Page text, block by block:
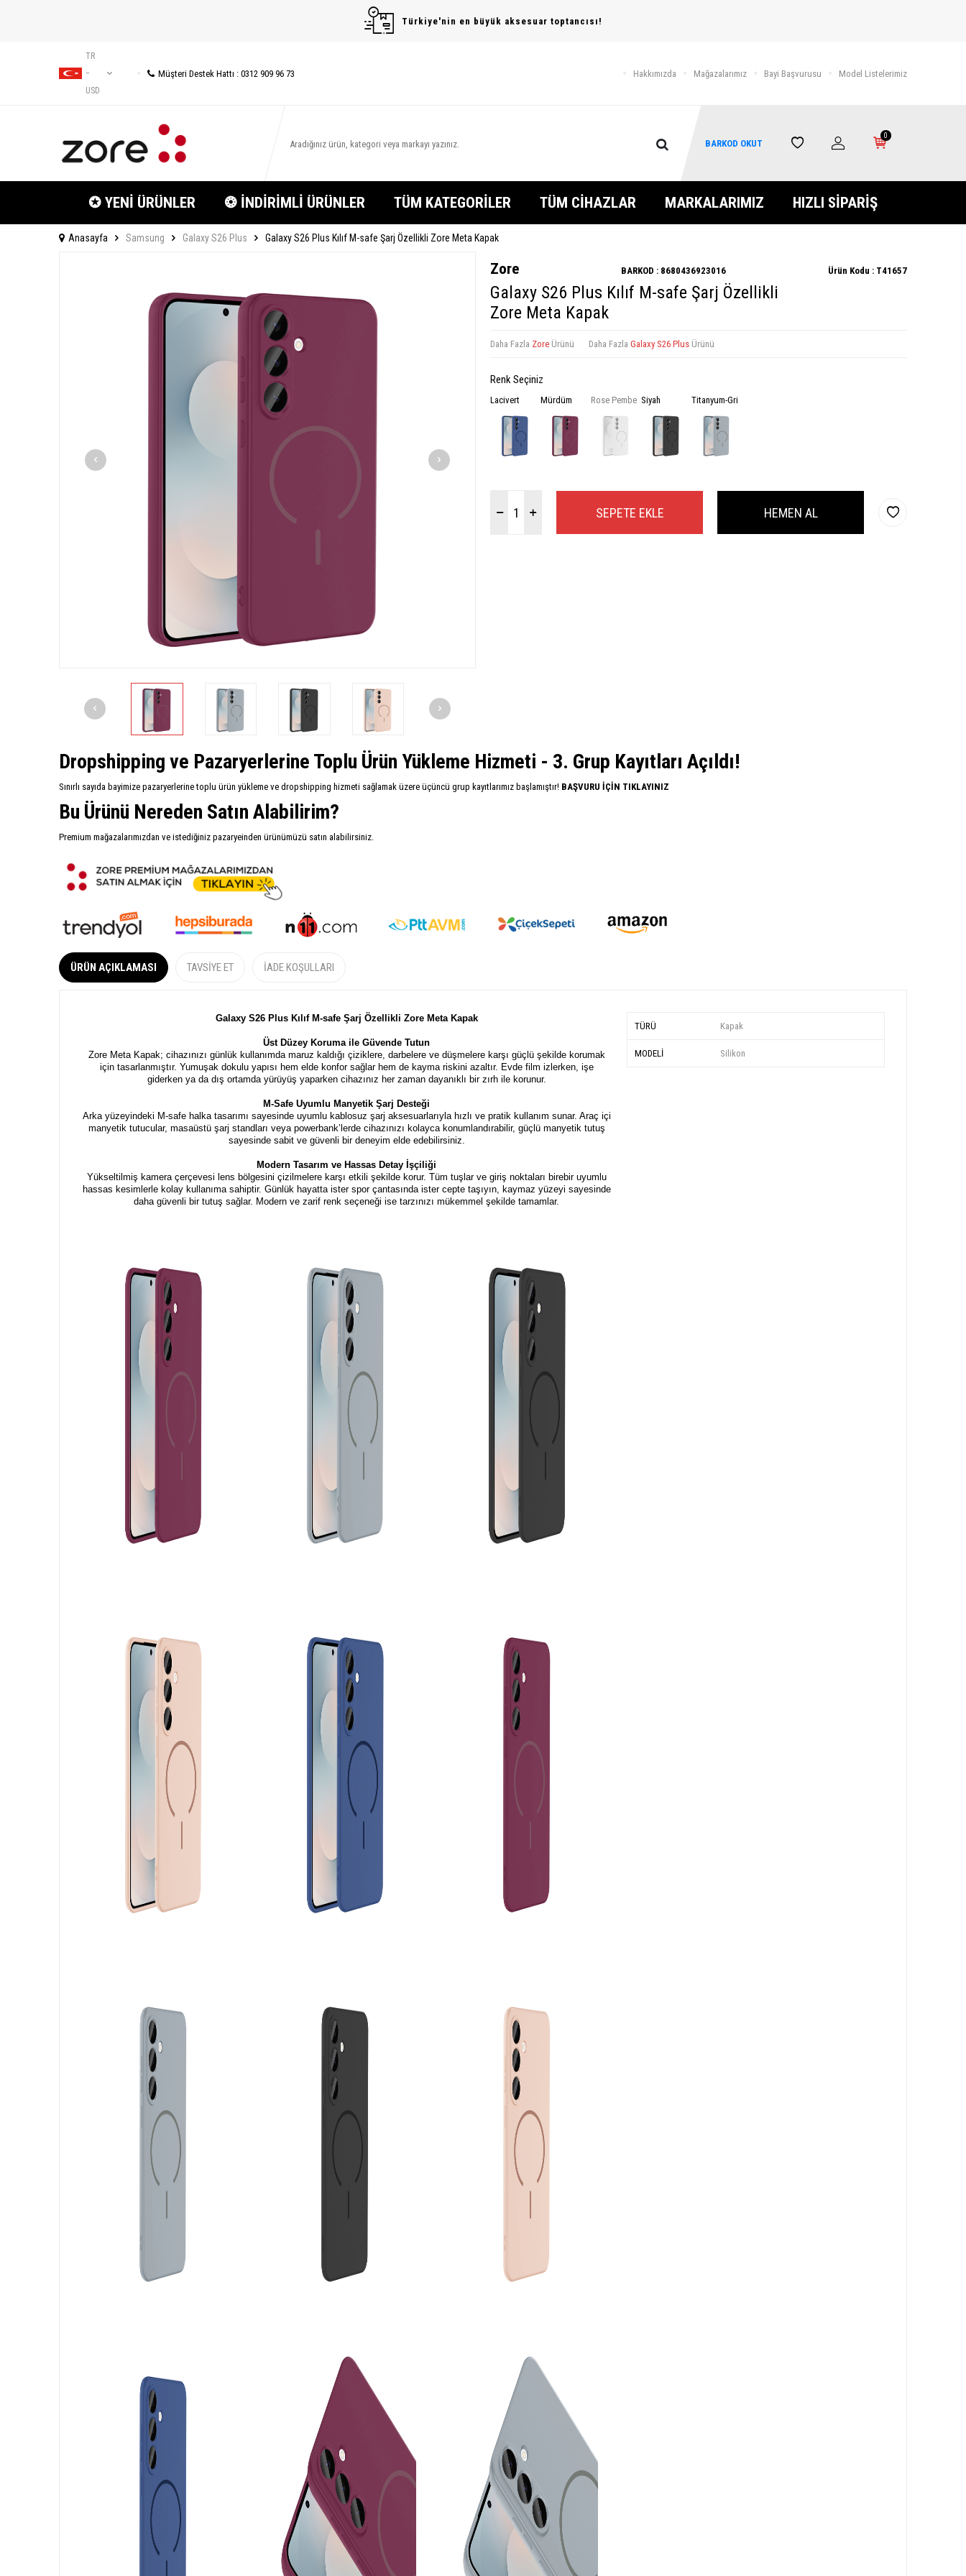
Türkiye'nin en büyük aksesuar toptancısı!
TR
−
USD
Müşteri Destek Hattı : 0312 909 96 73 Hakkımızda Mağazalarımız Bayi Başvurusu Model Listelerimiz
BARKOD OKUT
0
✪ YENİ ÜRÜNLER ❂ İNDİRİMLİ ÜRÜNLER TÜM KATEGORİLER TÜM CİHAZLAR MARKALARIMIZ HIZLI SİPARİŞ
Anasayfa Samsung Galaxy S26 Plus Galaxy S26 Plus Kılıf M-safe Şarj Özellikli Zore Meta Kapak
Zore BARKOD : 8680436923016 Ürün Kodu : T41657
Galaxy S26 Plus Kılıf M-safe Şarj Özellikli
Zore Meta Kapak
Daha Fazla Zore Ürünü Daha Fazla Galaxy S26 Plus Ürünü
Renk Seçiniz
Lacivert Mürdüm Rose Pembe Siyah Titanyum-Gri
SEPETE EKLE HEMEN AL
Dropshipping ve Pazaryerlerine Toplu Ürün Yükleme Hizmeti - 3. Grup Kayıtları Açıldı!
Sınırlı sayıda bayimize pazaryerlerine toplu ürün yükleme ve dropshipping hizmeti sağlamak üzere üçüncü grup kayıtlarımız başlamıştır! BAŞVURU İÇİN TIKLAYINIZ
Bu Ürünü Nereden Satın Alabilirim?
Premium mağazalarımızdan ve istediğiniz pazaryeinden ürünümüzü satın alabilirsiniz.
ÜRÜN AÇIKLAMASI TAVSIYE ET İADE KOŞULLARI
Galaxy S26 Plus Kılıf M-safe Şarj Özellikli Zore Meta Kapak
Üst Düzey Koruma ile Güvende Tutun
Zore Meta Kapak; cihazınızı günlük kullanımda maruz kaldığı çiziklere, darbelere ve düşmelere karşı güçlü şekilde korumak
için tasarlanmıştır. Yumuşak dokulu yapısı hem elde konfor sağlar hem de kayma riskini azaltır. Evde film izlerken, işe
giderken ya da dış ortamda yürüyüş yaparken cihazınız her zaman dayanıklı bir zırh ile korunur.
M-Safe Uyumlu Manyetik Şarj Desteği
Arka yüzeyindeki M-safe halka tasarımı sayesinde uyumlu kablosuz şarj aksesuarlarıyla hızlı ve pratik kullanım sunar. Araç içi
manyetik tutucular, masaüstü şarj standları veya powerbank’lerde cihazınızı kolayca konumlandırabilir, güçlü manyetik tutuş
sayesinde sabit ve güvenli bir deneyim elde edebilirsiniz.
Modern Tasarım ve Hassas Detay İşçiliği
Yükseltilmiş kamera çerçevesi lens bölgesini çizilmelere karşı etkili şekilde korur. Tüm tuşlar ve giriş noktaları birebir uyumlu
hassas kesimlerle kolay kullanıma sahiptir. Günlük hayatta ister spor çantasında ister cepte taşıyın, kaymaz yüzeyi sayesinde
daha güvenli bir tutuş sağlar. Modern ve zarif renk seçeneği ise tarzınızı mükemmel şekilde tamamlar.
TÜRÜ Kapak
MODELİ Silikon